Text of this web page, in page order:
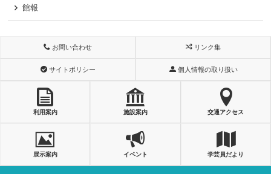
館報
お問い合わせ リンク集
サイトポリシー 個人情報の取り扱い
利用案内 施設案内 交通アクセス
展示案内 イベント 学芸員だより